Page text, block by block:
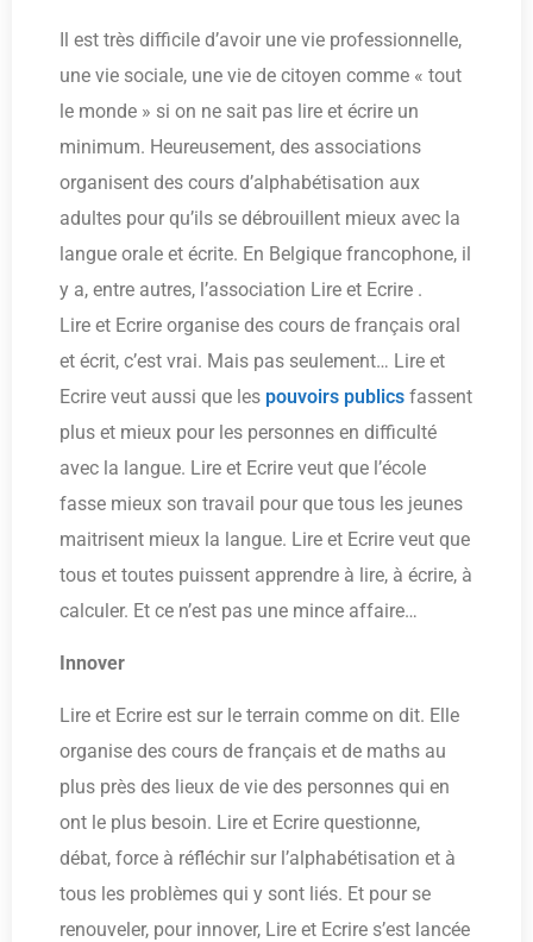
Il est très difficile d’avoir une vie professionnelle,
une vie sociale, une vie de citoyen comme « tout
le monde » si on ne sait pas lire et écrire un
minimum. Heureusement, des associations
organisent des cours d’alphabétisation aux
adultes pour qu’ils se débrouillent mieux avec la
langue orale et écrite. En Belgique francophone, il
y a, entre autres, l’association Lire et Ecrire .
Lire et Ecrire organise des cours de français oral
et écrit, c’est vrai. Mais pas seulement… Lire et
Ecrire veut aussi que les pouvoirs publics fassent
plus et mieux pour les personnes en difficulté
avec la langue. Lire et Ecrire veut que l’école
fasse mieux son travail pour que tous les jeunes
maitrisent mieux la langue. Lire et Ecrire veut que
tous et toutes puissent apprendre à lire, à écrire, à
calculer. Et ce n’est pas une mince affaire…
Innover
Lire et Ecrire est sur le terrain comme on dit. Elle
organise des cours de français et de maths au
plus près des lieux de vie des personnes qui en
ont le plus besoin. Lire et Ecrire questionne,
débat, force à réfléchir sur l’alphabétisation et à
tous les problèmes qui y sont liés. Et pour se
renouveler, pour innover, Lire et Ecrire s’est lancée